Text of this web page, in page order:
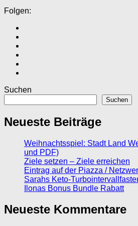
Folgen:
Suchen
Suchen
Neueste Beiträge
Weihnachtsspiel: Stadt Land
und PDF)
Ziele setzen – Ziele erreichen
Eintrag auf der Piazza /
Sarahs Keto-
Ilonas Bonus Bundle Rabatt
Neueste Kommentare